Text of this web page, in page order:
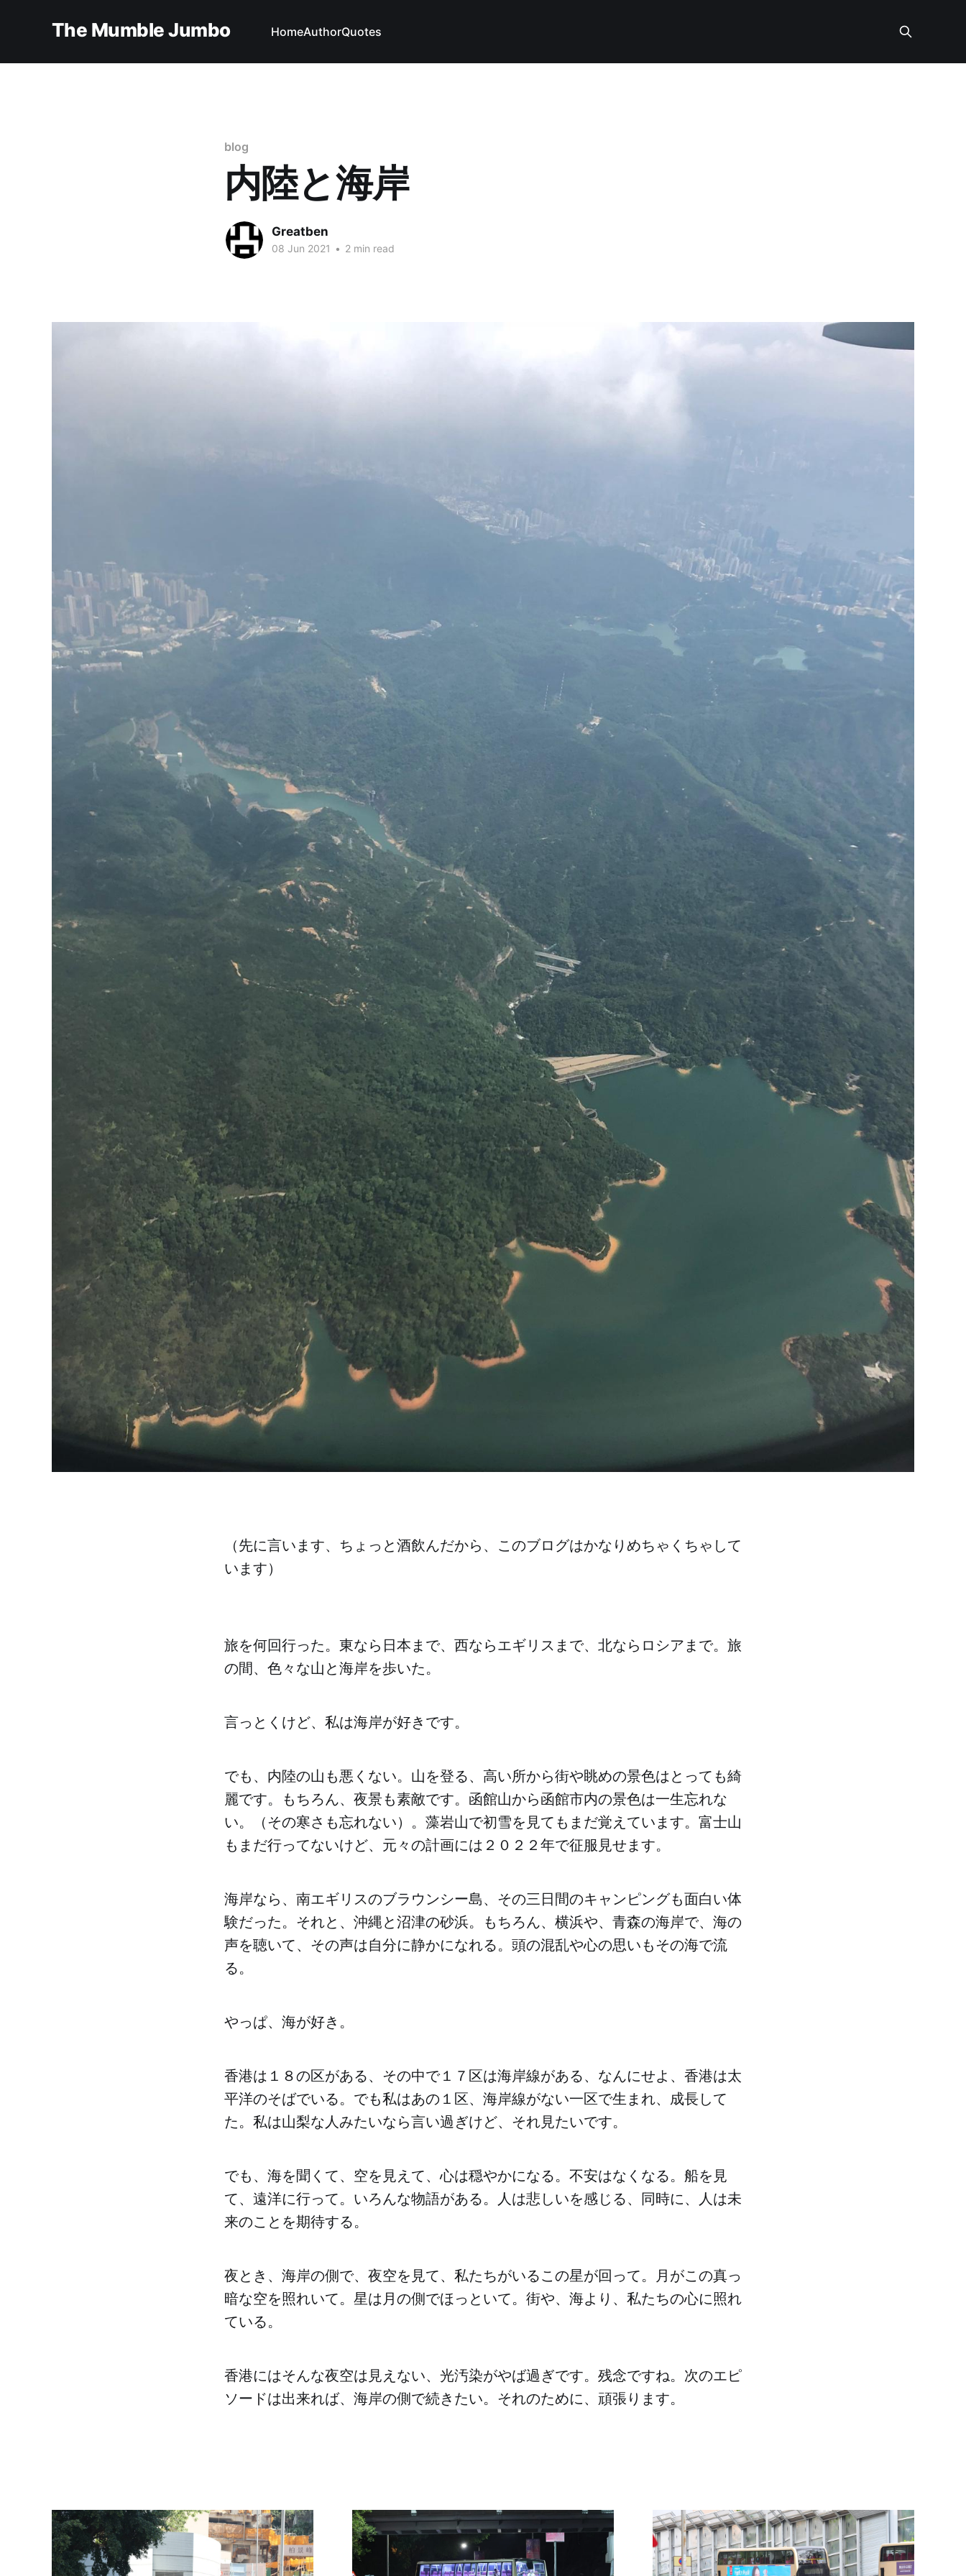
The Mumble Jumbo HomeAuthorQuotes
blog
内陸と海岸
Greatben
08 Jun 2021 • 2 min read
（先に言います、ちょっと酒飲んだから、このブログはかなりめちゃくちゃして
います）
旅を何回行った。東なら日本まで、西ならエギリスまで、北ならロシアまで。旅
の間、色々な山と海岸を歩いた。
言っとくけど、私は海岸が好きです。
でも、内陸の山も悪くない。山を登る、高い所から街や眺めの景色はとっても綺
麗です。もちろん、夜景も素敵です。函館山から函館市内の景色は一生忘れな
い。（その寒さも忘れない）。藻岩山で初雪を見てもまだ覚えています。富士山
もまだ行ってないけど、元々の計画には２０２２年で征服見せます。
海岸なら、南エギリスのブラウンシー島、その三日間のキャンピングも面白い体
験だった。それと、沖縄と沼津の砂浜。もちろん、横浜や、青森の海岸で、海の
声を聴いて、その声は自分に静かになれる。頭の混乱や心の思いもその海で流
る。
やっぱ、海が好き。
香港は１８の区がある、その中で１７区は海岸線がある、なんにせよ、香港は太
平洋のそばでいる。でも私はあの１区、海岸線がない一区で生まれ、成長して
た。私は山梨な人みたいなら言い過ぎけど、それ見たいです。
でも、海を聞くて、空を見えて、心は穏やかになる。不安はなくなる。船を見
て、遠洋に行って。いろんな物語がある。人は悲しいを感じる、同時に、人は未
来のことを期待する。
夜とき、海岸の側で、夜空を見て、私たちがいるこの星が回って。月がこの真っ
暗な空を照れいて。星は月の側でほっといて。街や、海より、私たちの心に照れ
ている。
香港にはそんな夜空は見えない、光汚染がやば過ぎです。残念ですね。次のエピ
ソードは出来れば、海岸の側で続きたい。それのために、頑張ります。